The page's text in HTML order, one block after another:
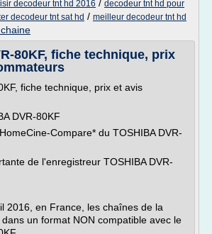
decodeur tnt hd 2016 / decodeur tnt hd pour
decodeur tnt sat hd / meilleur decodeur tnt hd
80KF, fiche technique, prix
fiche technique, prix et avis
DVR-80KF
Compare* du TOSHIBA DVR-
de l'enregistreur TOSHIBA DVR-
2016, en France, les chaînes de la
un format NON compatible avec le